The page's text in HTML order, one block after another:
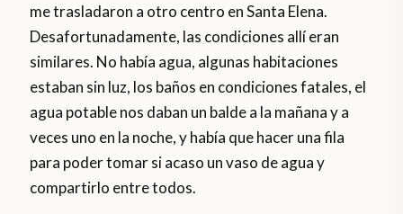
me trasladaron a otro centro en Santa Elena.
Desafortunadamente, las condiciones allí eran
similares. No había agua, algunas habitaciones
estaban sin luz, los baños en condiciones fatales, el
agua potable nos daban un balde a la mañana y a
veces uno en la noche, y había que hacer una fila
para poder tomar si acaso un vaso de agua y
compartirlo entre todos.